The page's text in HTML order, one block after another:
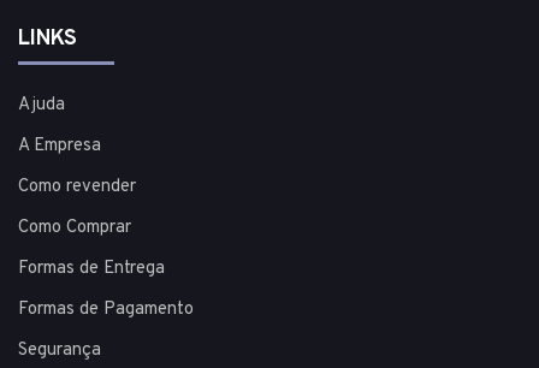
LINKS
Ajuda
A Empresa
Como revender
Como Comprar
Formas de Entrega
Formas de Pagamento
Segurança